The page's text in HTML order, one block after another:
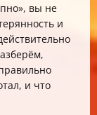
Mac для
или не
её?
избежать
вы не
и
и что